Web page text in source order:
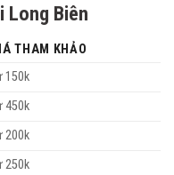
Long Biên
THAM KHẢO
150k
450k
200k
250k